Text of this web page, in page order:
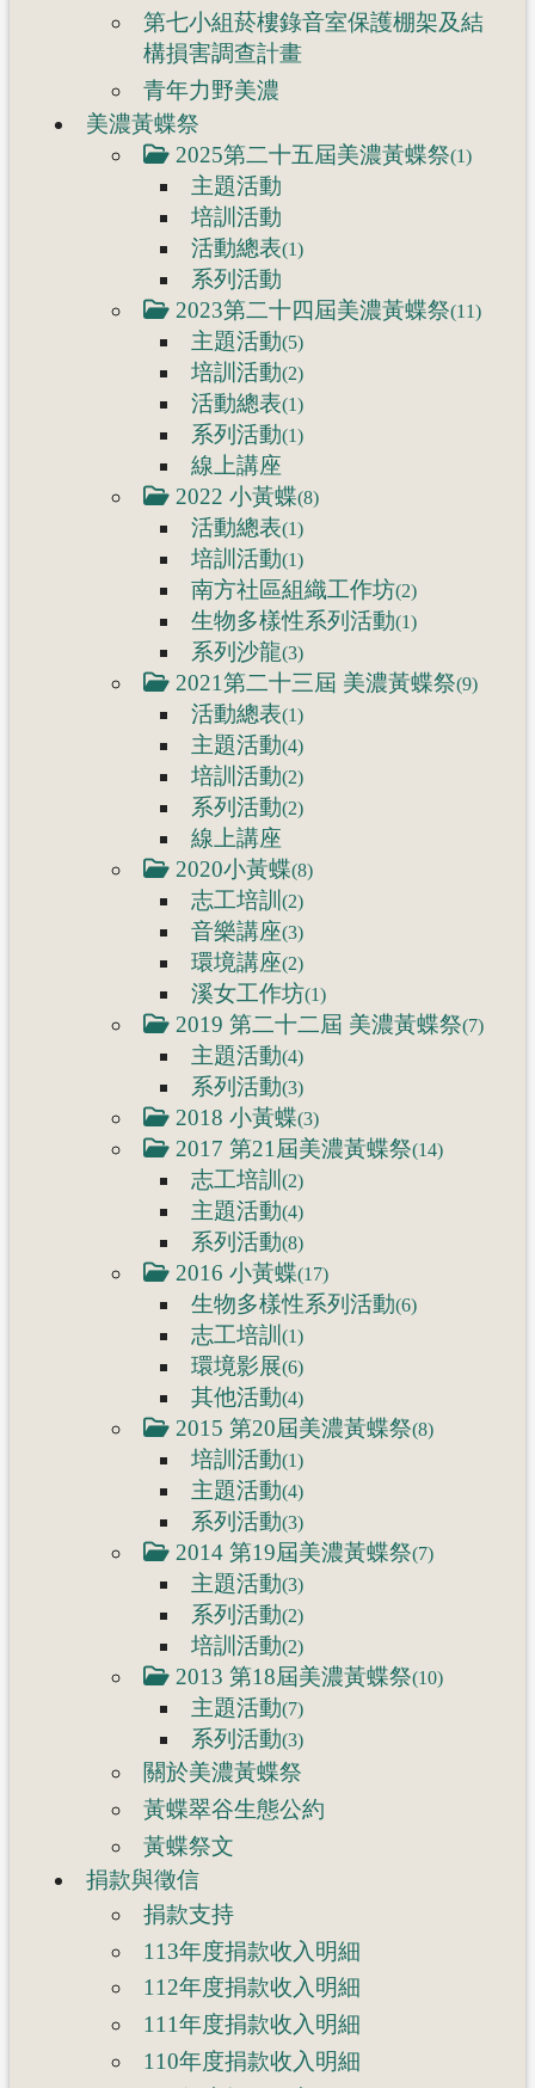
第七小組菸樓錄音室保護棚架及結
構損害調查計畫
青年力野美濃
美濃黃蝶祭
2025第二十五屆美濃黃蝶祭(1)
主題活動
培訓活動
活動總表(1)
系列活動
2023第二十四屆美濃黃蝶祭(11)
主題活動(5)
培訓活動(2)
活動總表(1)
系列活動(1)
線上講座
2022 小黃蝶(8)
活動總表(1)
培訓活動(1)
南方社區組織工作坊(2)
生物多樣性系列活動(1)
系列沙龍(3)
2021第二十三屆 美濃黃蝶祭(9)
活動總表(1)
主題活動(4)
培訓活動(2)
系列活動(2)
線上講座
2020小黃蝶(8)
志工培訓 (2)
音樂講座(3)
環境講座(2)
溪女工作坊(1)
2019 第二十二屆 美濃黃蝶祭(7)
主題活動(4)
系列活動(3)
2018 小黃蝶(3)
2017 第21屆美濃黃蝶祭(14)
志工培訓 (2)
主題活動(4)
系列活動(8)
2016 小黃蝶(17)
生物多樣性系列活動(6)
志工培訓 (1)
環境影展(6)
其他活動(4)
2015 第20屆美濃黃蝶祭(8)
培訓活動(1)
主題活動(4)
系列活動(3)
2014 第19屆美濃黃蝶祭(7)
主題活動(3)
系列活動(2)
培訓活動(2)
2013 第18屆美濃黃蝶祭(10)
主題活動(7)
系列活動(3)
關於美濃黃蝶祭
黃蝶翠谷生態公約
黃蝶祭文
捐款與徵信
捐款支持
113年度捐款收入明細
112年度捐款收入明細
111年度捐款收入明細
110年度捐款收入明細